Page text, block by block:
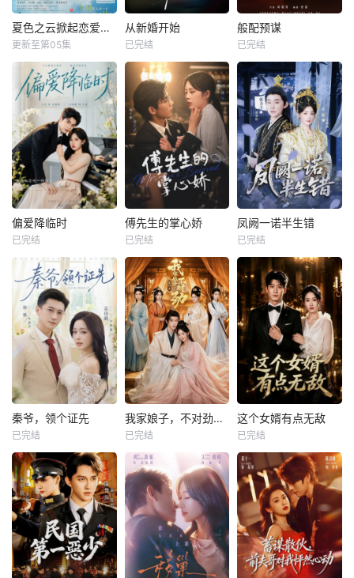
夏色之云掀起恋爱与风暴
更新至第05集
从新婚开始
已完结
般配预谋
已完结
偏爱降临时
已完结
傅先生的掌心娇
已完结
凤阙一诺半生错
已完结
秦爷，领个证先
已完结
我家娘子，不对劲第四季
已完结
这个女婿有点无敌
已完结